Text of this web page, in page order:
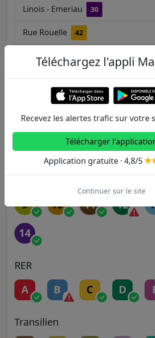
Linois - Emeriau 30
Rue Rouelle 42
Convention - Saint-Charles 42
Autres lignes
Metro
3 3B
5 6 7 7B
9 10 11 12
14
RER
A B C D
Transilien
Téléchargez l'appli
Recevez les alertes trafic sur votre
Télécharger
Application gratuite · 4,8/5
Continuer sur le site